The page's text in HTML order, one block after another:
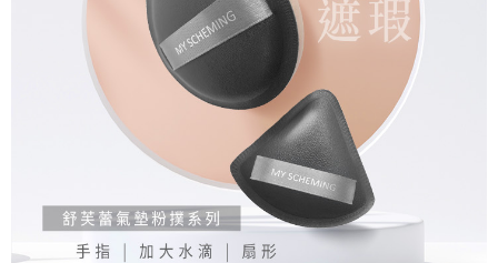
恩沛科技股份有限公司將有權停止該用戶之使用額度並採取法律行動。